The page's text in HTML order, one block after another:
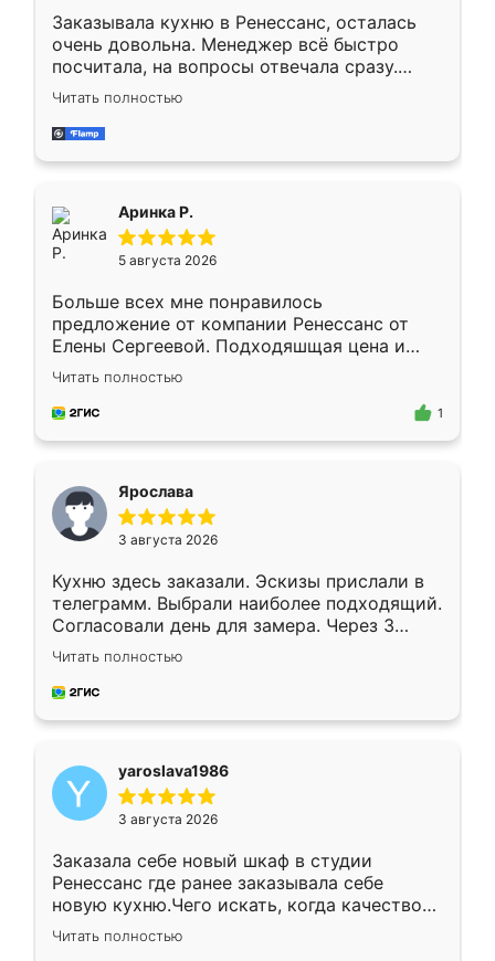
Заказывала кухню в Ренессанс, осталась
очень довольна. Менеджер всё быстро
посчитала, на вопросы отвечала сразу.
Замерщик приехал в субботу, подошёл к
делу со всей ответственностью. Собрали
за день, ребята работали аккуратно, даже
Читать полностью
Аринка Р.
5 августа 2026
Больше всех мне понравилось
предложение от компании Ренессанс от
Елены Сергеевой. Подходяшщая цена и
короткие сроки изготовления. Приехавший
для замера сотрудник Владислав
предложил по моему эскизу самый
Читать полностью
1
Ярослава
3 августа 2026
Кухню здесь заказали. Эскизы прислали в
телеграмм. Выбрали наиболее подходящий.
Согласовали день для замера. Через 3
недели кухня была уже готова. Остались
довольны работой. Спасибо Ренессанс
мебель за качественную работу!
Читать полностью
yaroslava1986
3 августа 2026
Заказала себе новый шкаф в студии
Ренессанс где ранее заказывала себе
новую кухню.Чего искать, когда качеством
вполне довольна. Служит кухня уже почти
два года, нареканий нет.
Читать полностью